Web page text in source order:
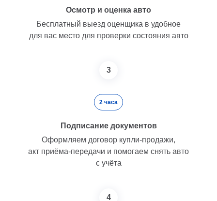
Осмотр и оценка авто
Бесплатный выезд оценщика в удобное
для вас место для проверки состояния авто
3
2 часа
Подписание документов
Оформляем договор купли-продажи,
акт приёма-передачи и помогаем снять авто
с учёта
4